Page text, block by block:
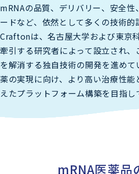
mRNAの品質、デリバリー、安全
ードなど、依然として多くの技術的
Craftonは、名古屋大学および東京
牽引する研究者によって設立され
を解消する独自技術の開発を進め
薬の実現に向け、より高い治療性
えたプラットフォーム構築を目指し
mRNA医薬品